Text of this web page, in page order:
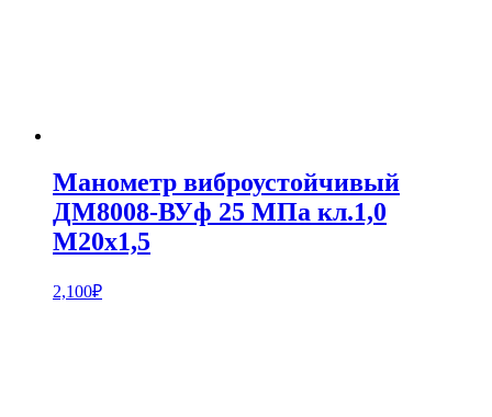
Манометр виброустойчивый
ДМ8008-ВУф 25 МПа кл.1,0
М20х1,5
2,100₽